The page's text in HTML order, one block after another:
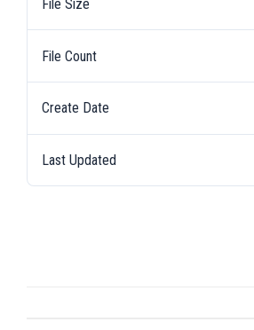
File Size
File Count
Create Date
Last Updated